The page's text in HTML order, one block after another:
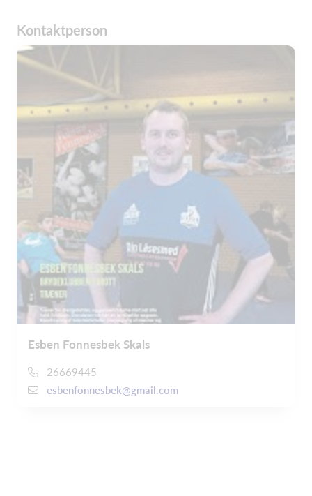
Kontaktperson
Esben Fonnesbek Skals
26669445
esbenfonnesbek@gmail.com